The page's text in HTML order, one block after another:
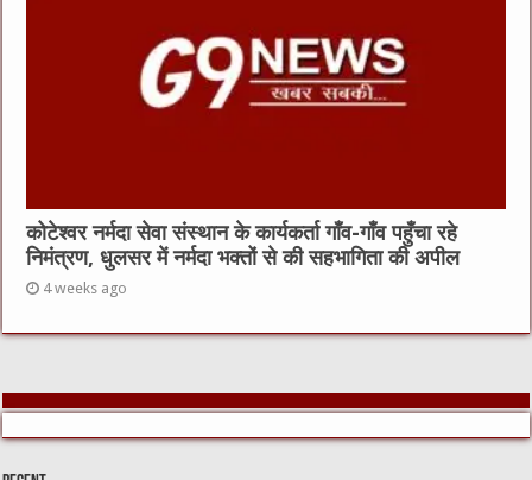
कोटेश्वर नर्मदा सेवा संस्थान के कार्यकर्ता गाँव-गाँव पहुँचा रहे
निमंत्रण, धुलसर में नर्मदा भक्तों से की सहभागिता की अपील
4 weeks ago